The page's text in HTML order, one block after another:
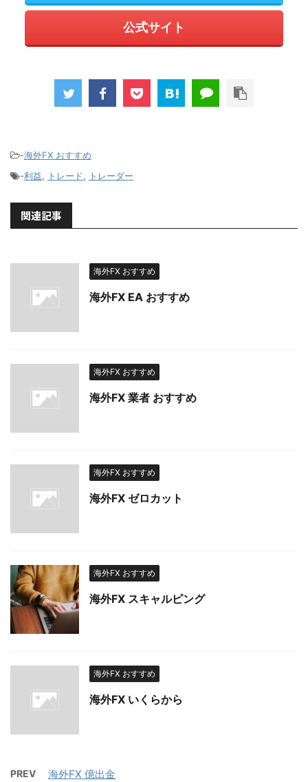
公式サイト
-海外FX おすすめ
-利益, トレード, トレーダー
関連記事
海外FX おすすめ
海外FX EA おすすめ
海外FX おすすめ
海外FX 業者 おすすめ
海外FX おすすめ
海外FX ゼロカット
海外FX おすすめ
海外FX スキャルピング
海外FX おすすめ
海外FX いくらから
PREV 海外FX 億出金